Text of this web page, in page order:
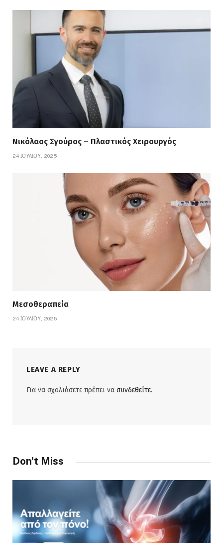
Νικόλαος Σγούρος – Πλαστικός Χειρουργός
24 ΙΟΥΛΊΟΥ, 2025
Μεσοθεραπεία
24 ΙΟΥΛΊΟΥ, 2025
LEAVE A REPLY
Για να σχολιάσετε πρέπει να συνδεθείτε.
Don't Miss